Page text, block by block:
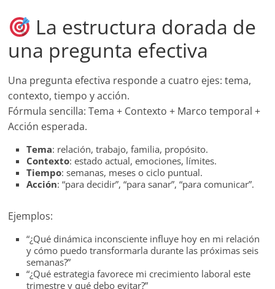
La estructura dorada de
una pregunta efectiva
Una pregunta efectiva responde a cuatro ejes: tema,
contexto, tiempo y acción.
Fórmula sencilla: Tema + Contexto + Marco temporal +
Acción esperada.
Tema: relación, trabajo, familia, propósito.
Contexto: estado actual, emociones, límites.
Tiempo: semanas, meses o ciclo puntual.
Acción: “para decidir”, “para sanar”, “para comunicar”.
Ejemplos:
“¿Qué dinámica inconsciente influye hoy en mi relación
y cómo puedo transformarla durante las próximas seis
semanas?”
“¿Qué estrategia favorece mi crecimiento laboral este
trimestre y qué debo evitar?”